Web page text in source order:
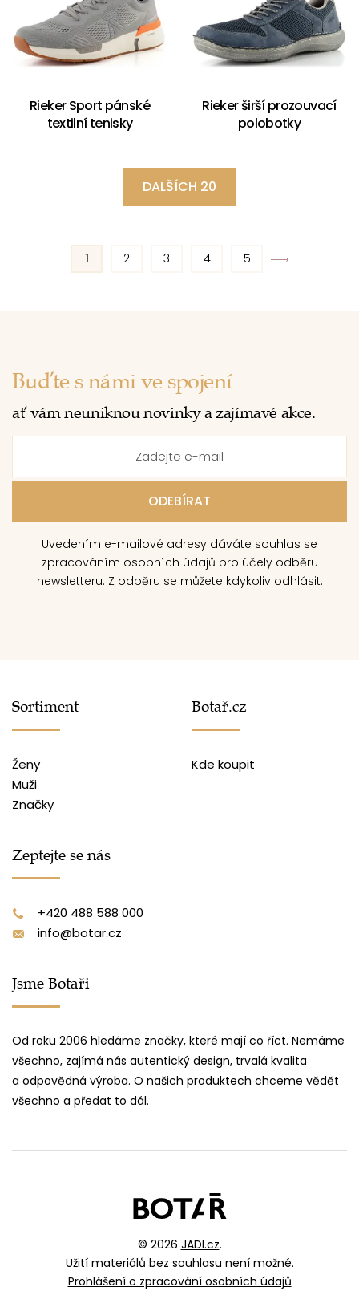
Rieker Sport pánské
textilní tenisky
Rieker širší prozouvací
polobotky
1 2 3 4 5
DALŠÍCH 20
Buďte s námi ve spojení
ať vám neuniknou novinky a zajímavé akce.
Uvedením e-mailové adresy dáváte souhlas se
zpracováním osobních údajů pro účely odběru
newsletteru. Z odběru se můžete kdykoliv odhlásit.
Sortiment
Ženy
Muži
Značky
Botař.cz
Kde koupit
Zeptejte se nás
+420 488 588 000
info@botar.cz
Jsme Botaři
Od roku 2006 hledáme značky, které mají co říct. Nemáme
všechno, zajímá nás autentický design, trvalá kvalita
a odpovědná výroba. O našich produktech chceme vědět
všechno a předat to dál.
© 2026 JADI.cz.
Užití materiálů bez souhlasu není možné.
Prohlášení o zpracování osobních údajů